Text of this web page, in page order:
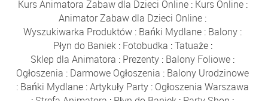
Kurs Animatora Zabaw dla Dzieci Online: Kurs Online:
Animator Zabaw dla Dzieci Online :
Wyszukiwarka Produktów : Bańki Mydlane : Balony :
Płyn do Baniek: Fotobudka :Tatuaże:
Sklep dla Animatora : Prezenty : Balony Foliowe :
Ogłoszenia : Darmowe Ogłoszenia : Balony Urodzinowe
: Bańki Mydlane :Artykuły Party : Ogłoszenia Warszawa